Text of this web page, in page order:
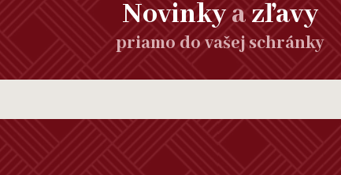
Novinkyazľavy
priamo do vašej schránky